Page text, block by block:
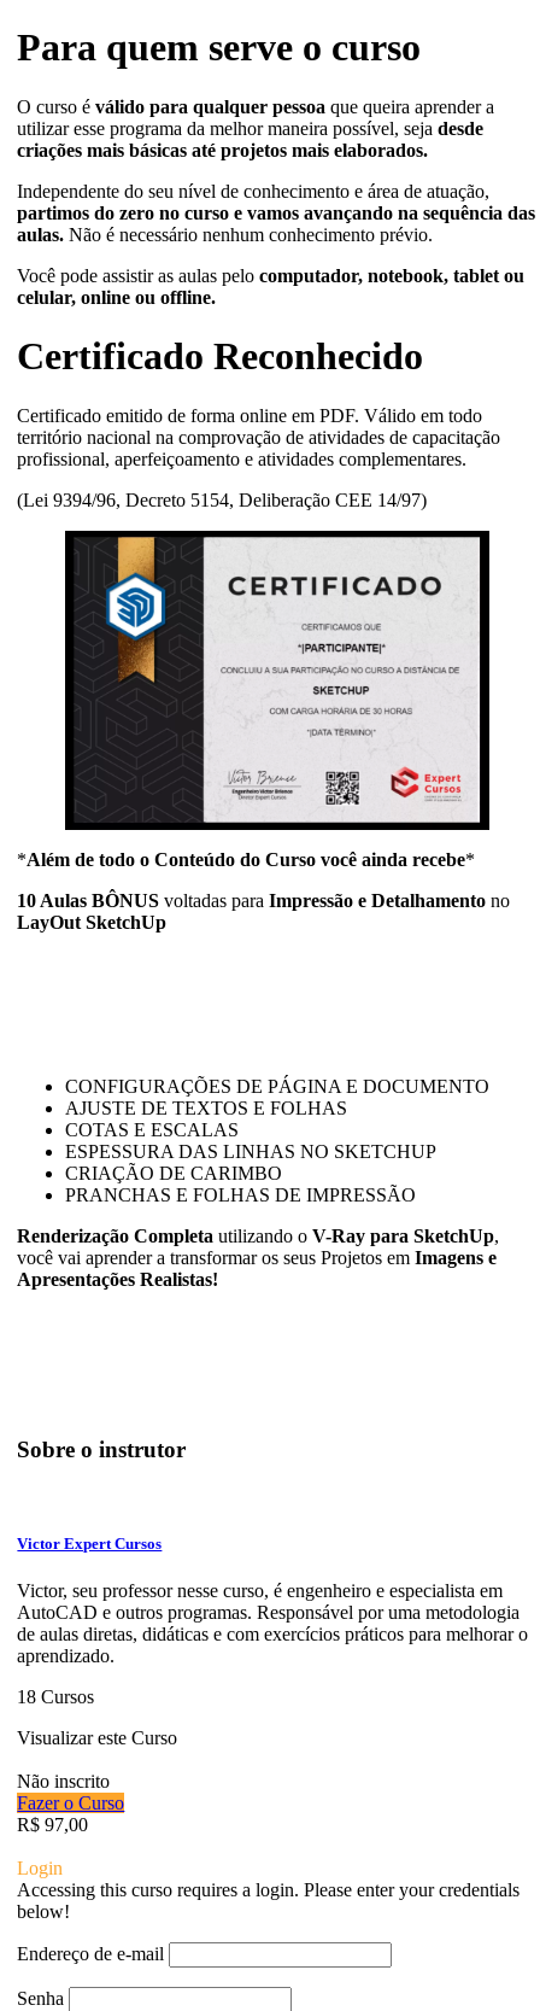
Para quem serve o curso
O curso éválido para qualquer pessoa que queira aprender a
utilizar esse programa da melhor maneira possível, sejadesde
criações mais básicas até projetos mais elaborados.
Independente do seu nível de conhecimento e área de atuação,
partimos do zero no curso e vamos avançando na sequência das
aulas.Não é necessário nenhum conhecimento prévio.
Você pode assistir as aulas pelocomputador, notebook, tablet ou
celular, online ou offline.
Certificado Reconhecido
Certificado emitido de forma online em PDF. Válido em todo
território nacional na comprovação de atividades de capacitação
profissional, aperfeiçoamento e atividades complementares.
(Lei 9394/96, Decreto 5154, Deliberação CEE 14/97)
*Além de todo o Conteúdo do Curso você ainda recebe*
10 Aulas BÔNUS voltadas paraImpressão e Detalhamento no
LayOut SketchUp
CONFIGURAÇÕES DE PÁGINA E DOCUMENTO
AJUSTE DE TEXTOS E FOLHAS
COTAS E ESCALAS
ESPESSURA DAS LINHAS NO SKETCHUP
CRIAÇÃO DE CARIMBO
PRANCHAS E FOLHAS DE IMPRESSÃO
Renderização Completa utilizando oV-Ray para SketchUp,
você vai aprender a transformar os seus Projetos emImagens e
Apresentações Realistas!
Sobre o instrutor
Victor Expert Cursos
Victor, seu professor nesse curso, é engenheiro e especialista em
AutoCAD e outros programas. Responsável por uma metodologia
de aulas diretas, didáticas e com exercícios práticos para melhorar o
aprendizado.
18 Cursos
Visualizar este Curso
Não inscrito
Fazer o Curso
R$ 97,00
Login
Accessing this curso requires a login. Please enter your credentials
below!
Endereço de e-mail
Senha